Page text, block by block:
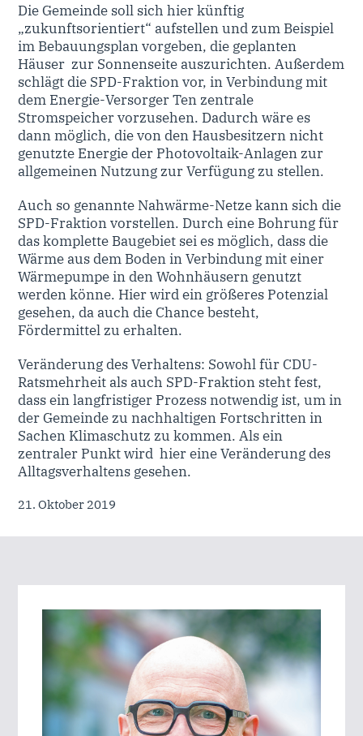
Die Gemeinde soll sich hier künftig
„zukunftsorientiert“ aufstellen und zum Beispiel
im Bebauungsplan vorgeben, die geplanten
Häuser zur Sonnenseite auszurichten. Außerdem
schlägt die SPD-Fraktion vor, in Verbindung mit
dem Energie-Versorger Ten zentrale
Stromspeicher vorzusehen. Dadurch wäre es
dann möglich, die von den Hausbesitzern nicht
genutzte Energie der Photovoltaik-Anlagen zur
allgemeinen Nutzung zur Verfügung zu stellen.
Auch so genannte Nahwärme-Netze kann sich die
SPD-Fraktion vorstellen. Durch eine Bohrung für
das komplette Baugebiet sei es möglich, dass die
Wärme aus dem Boden in Verbindung mit einer
Wärmepumpe in den Wohnhäusern genutzt
werden könne. Hier wird ein größeres Potenzial
gesehen, da auch die Chance besteht,
Fördermittel zu erhalten.
Veränderung des Verhaltens: Sowohl für CDU-
Ratsmehrheit als auch SPD-Fraktion steht fest,
dass ein langfristiger Prozess notwendig ist, um in
der Gemeinde zu nachhaltigen Fortschritten in
Sachen Klimaschutz zu kommen. Als ein
zentraler Punkt wird hier eine Veränderung des
Alltagsverhaltens gesehen.
21. Oktober 2019